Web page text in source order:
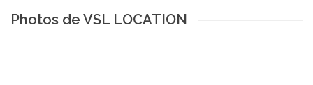
Photos de VSL LOCATION